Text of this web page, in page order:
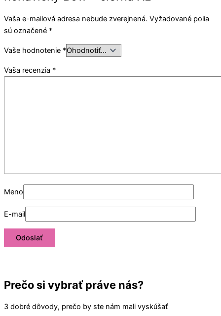
Vaša e-mailová adresa nebude zverejnená. Vyžadované polia
sú označené *
Vaše hodnotenie *
Vaša recenzia *
Meno
E-mail
Prečo si vybrať práve nás?
3 dobré dôvody, prečo by ste nám mali vyskúšať